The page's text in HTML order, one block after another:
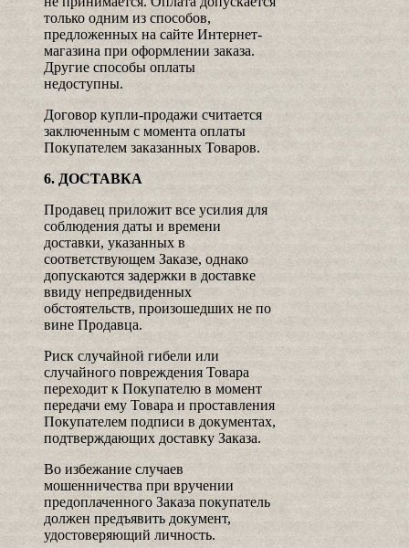
только одним из способов,
предложенных на сайте Интернет-
магазина при оформлении заказа.
Другие способы оплаты
недоступны.
Договор купли-продажи считается
заключенным с момента оплаты
Покупателем заказанных Товаров.
6. ДОСТАВКА
Продавец приложит все усилия для
соблюдения даты и времени
доставки, указанных в
соответствующем Заказе, однако
допускаются задержки в доставке
ввиду непредвиденных
обстоятельств, произошедших не по
вине Продавца.
Риск случайной гибели или
случайного повреждения Товара
переходит к Покупателю в момент
передачи ему Товара и проставления
Покупателем подписи в документах,
подтверждающих доставку Заказа.
Во избежание случаев
мошенничества при вручении
предоплаченного Заказа покупатель
должен предъявить документ,
удостоверяющий личность.